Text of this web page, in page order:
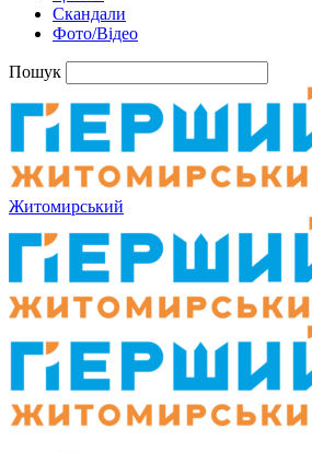
Скандали
Фото/Відео
Пошук
Житомирський